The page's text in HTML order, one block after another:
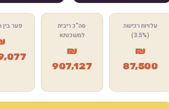
עלויות רכישה
(3.5%)
₪
87,500
סה"כ ריבית
למשכנתא
₪
907,127
פער בין